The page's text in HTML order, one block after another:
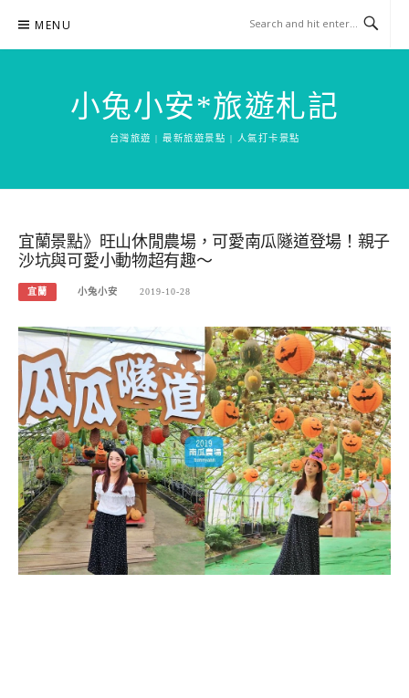
content
MENU
小兔小安*旅遊札記
台灣旅遊 | 最新旅遊景點 | 人氣打卡景點
宜蘭景點》旺山休閒農場，可愛南瓜隧道登場！親子
沙坑與可愛小動物超有趣～
宜蘭 小兔小安 2019-10-28